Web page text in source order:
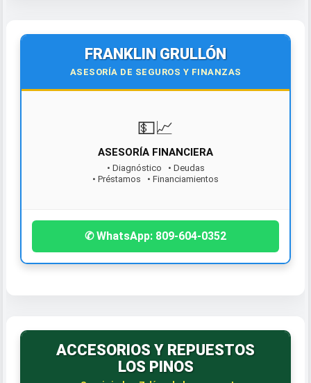
FRANKLIN GRULLÓN
ASESORÍA DE SEGUROS Y FINANZAS
💵📈
ASESORÍA FINANCIERA
• Diagnóstico • Deudas
• Préstamos • Financiamientos
¡Contáctanos hoy!
✆ WhatsApp: 809-604-0352
ACCESORIOS Y REPUESTOS
LOS PINOS